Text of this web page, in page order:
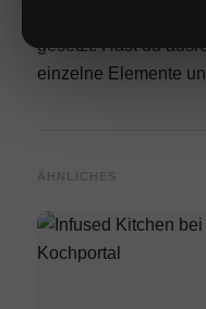
Buch zu genießen –
gesetzt. Hast du
einzelne Elemente
ÄHNLICHES